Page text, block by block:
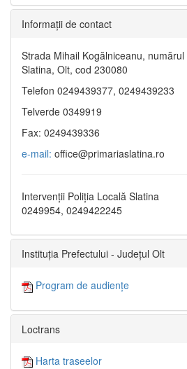
Informaţii de contact
Strada Mihail Kogălniceanu, numărul
Slatina, Olt, cod 230080
Telefon 0249439377, 0249439233
Telverde 0349919
Fax: 0249439336
e-mail: office@primariaslatina.ro
Intervenții Poliția Locală Slatina
0249954, 0249422245
Instituția Prefectului - Județul Olt
Program de audiențe
Loctrans
Harta traseelor